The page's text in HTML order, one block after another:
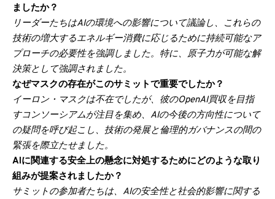
ましたか？
リーダーたちはAIの環境への影響について議論し、これらの
技術の増大するエネルギー消費に応じるために持続可能なア
プローチの必要性を強調しました。特に、原子力が可能な解
決策として強調されました。
なぜマスクの存在がこのサミットで重要でしたか？
イーロン・マスクは不在でしたが、彼のOpenAI買収を目指
すコンソーシアムが注目を集め、AIの今後の方向性について
の疑問を呼び起こし、技術の発展と倫理的ガバナンスの間の
緊張を際立たせました。
AIに関連する安全上の懸念に対処するためにどのような取り
組みが提案されましたか？
サミットの参加者たちは、AIの安全性と社会的影響に関する